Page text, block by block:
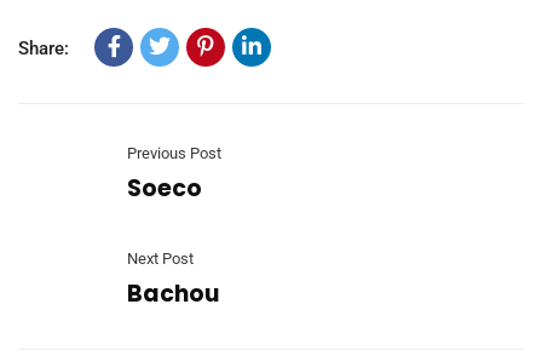
Share:
Previous Post
Soeco
Next Post
Bachou